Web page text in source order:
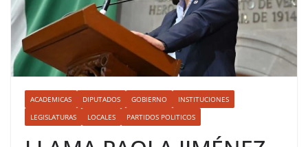
ACADEMICAS DIPUTADOS GOBIERNO
INSTITUCIONES
LEGISLATURAS
LOCALES PARTIDOS POLITICOS